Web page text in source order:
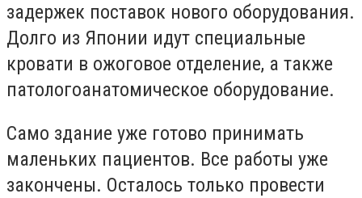
задержек поставок нового оборудования.
Долго из Японии идут специальные
кровати в ожоговое отделение, а также
патологоанатомическое оборудование.
Само здание уже готово принимать
маленьких пациентов. Все работы уже
закончены. Осталось только провести